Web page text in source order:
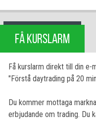
FÅ KURSLARM
Få kurslarm direkt till din
"Förstå daytrading på 20
Du kommer mottaga
erbjudande om trading. Du